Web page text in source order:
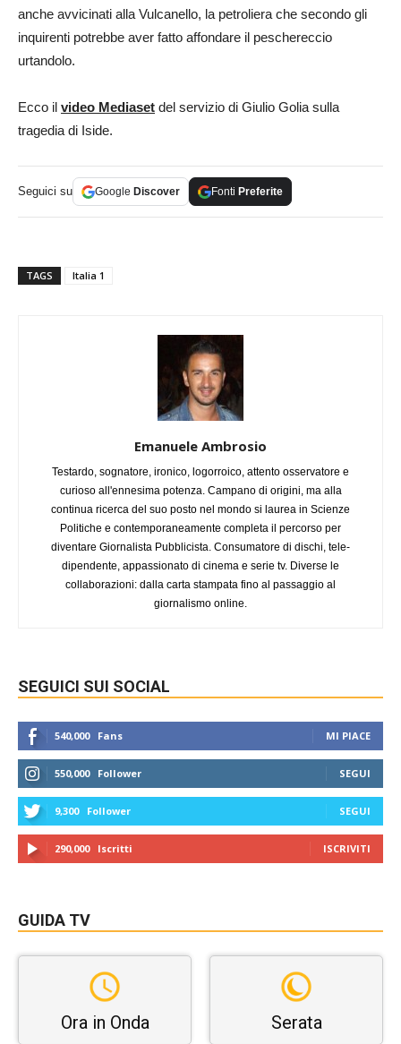
anche avvicinati alla Vulcanello, la petroliera che secondo gli
inquirenti potrebbe aver fatto affondare il peschereccio
urtandolo.
Ecco il video Mediaset del servizio di Giulio Golia sulla
tragedia di Iside.
Seguici su Google Discover Fonti Preferite
TAGS Italia 1
Emanuele Ambrosio
Testardo, sognatore, ironico, logorroico, attento osservatore e
curioso all'ennesima potenza. Campano di origini, ma alla
continua ricerca del suo posto nel mondo si laurea in Scienze
Politiche e contemporaneamente completa il percorso per
diventare Giornalista Pubblicista. Consumatore di dischi, tele-
dipendente, appassionato di cinema e serie tv. Diverse le
collaborazioni: dalla carta stampata fino al passaggio al
giornalismo online.
SEGUICI SUI SOCIAL
540,000 Fans MI PIACE
550,000 Follower SEGUI
9,300 Follower SEGUI
290,000 Iscritti ISCRIVITI
GUIDA TV
Ora in Onda Serata